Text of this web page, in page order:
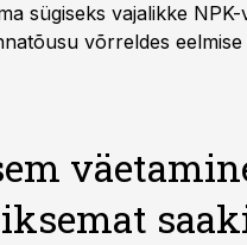
sügiseks vajalikke
võrreldes eelmise